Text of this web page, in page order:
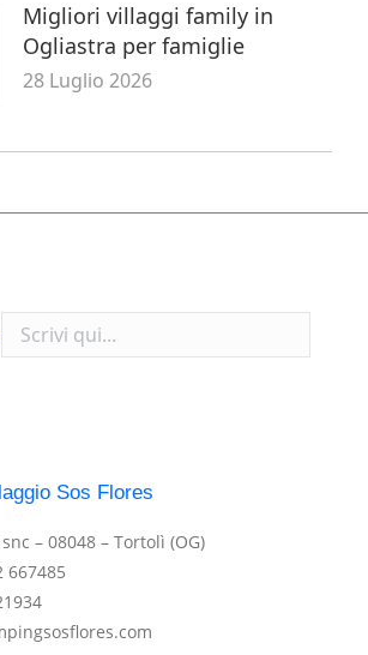
Migliori villaggi family in
Ogliastra per famiglie
28 Luglio 2026
Sos Flores
– 08048 – Tortolì (OG)
667485